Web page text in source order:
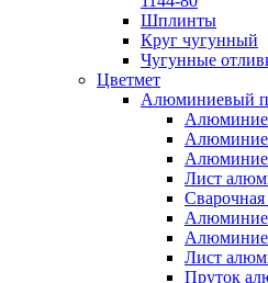
Шплинты
Круг чугунный
Чугунные
Цветмет
Алюминиевый
Лист
Лист
Пруток